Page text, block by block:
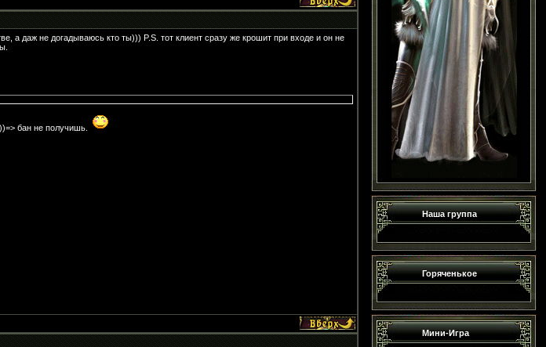
а даж не догадываюсь кто ты))) P.S. тот клиент сразу же крошит при входе и он не
бан не получишь.
Наша группа
Горяченькое
Мини-Игра